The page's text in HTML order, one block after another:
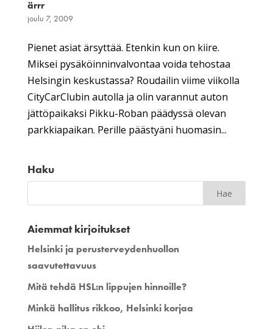
ärrr
joulu 7, 2009
Pienet asiat ärsyttää. Etenkin kun on kiire.
Miksei pysäköinninvalvontaa voida tehostaa
Helsingin keskustassa? Roudailin viime viikolla
CityCarClubin autolla ja olin varannut auton
jättöpaikaksi Pikku-Roban päädyssä olevan
parkkiapaikan. Perille päästyäni huomasin...
Haku
Aiemmat kirjoitukset
Helsinki ja perusterveydenhuollon
saavutettavuus
Mitä tehdä HSL:n lippujen hinnoille?
Minkä hallitus rikkoo, Helsinki korjaa